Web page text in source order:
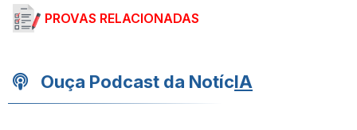
PROVAS RELACIONADAS
Ouça Podcast da NotícIA